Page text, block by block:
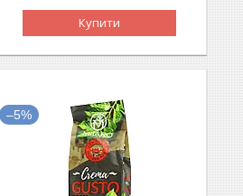
Купити
–5%